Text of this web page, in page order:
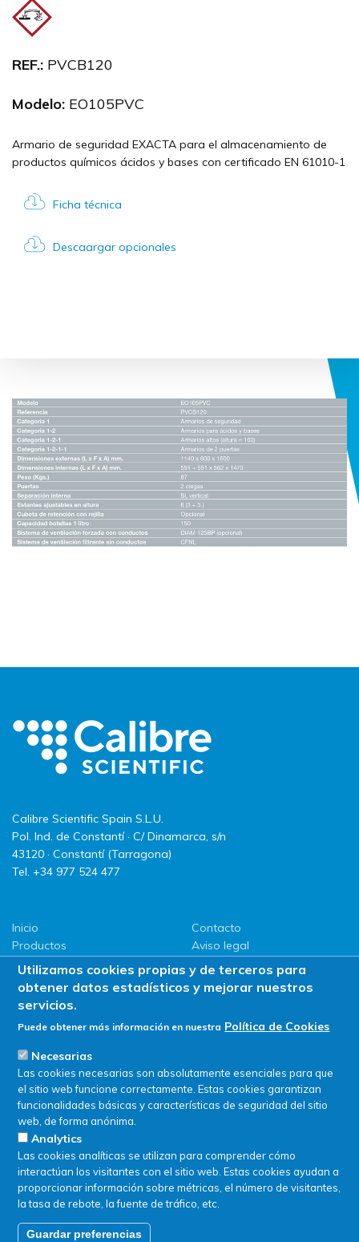
REF.: PVCB120
Modelo: EO105PVC
Armario de seguridad EXACTA para el almacenamiento de
productos químicos ácidos y bases con certificado EN 61010-1
Ficha técnica
Descaargar opcionales
Calibre Scientific Spain S.L.U.
Pol. Ind. de Constantí · C/ Dinamarca, s/n
43120 · Constantí (Tarragona)
Tel. +34 977 524 477
Inicio
Productos
LLG
Promociones
ServiSAT
Contacto
Aviso legal
Política de privacidad
Política de Cookies
Buscar en tienda
Utilizamos cookies propias y de terceros para
obtener datos estadísticos y mejorar nuestros
servicios.
Puede obtener más información en nuestra Política de Cookies
Necesarias
Las cookies necesarias son absolutamente esenciales para que
el sitio web funcione correctamente. Estas cookies garantizan
funcionalidades básicas y características de seguridad del sitio
web, de forma anónima.
Analytics
Las cookies analíticas se utilizan para comprender cómo
interactúan los visitantes con el sitio web. Estas cookies ayudan a
proporcionar información sobre métricas, el número de visitantes,
la tasa de rebote, la fuente de tráfico, etc.
Guardar preferencias